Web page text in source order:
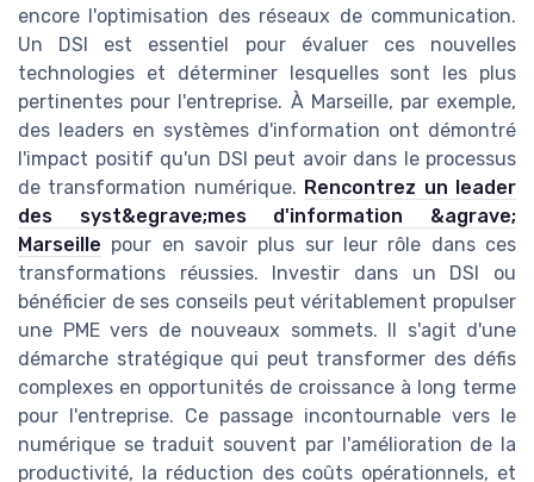
encore l'optimisation des réseaux de communication.
Un DSI est essentiel pour évaluer ces nouvelles
technologies et déterminer lesquelles sont les plus
pertinentes pour l'entreprise. À Marseille, par exemple,
des leaders en systèmes d'information ont démontré
l'impact positif qu'un DSI peut avoir dans le processus
de transformation numérique. Rencontrez un leader
des syst&egrave;mes d'information &agrave;
Marseille pour en savoir plus sur leur rôle dans ces
transformations réussies. Investir dans un DSI ou
bénéficier de ses conseils peut véritablement propulser
une PME vers de nouveaux sommets. Il s'agit d'une
démarche stratégique qui peut transformer des défis
complexes en opportunités de croissance à long terme
pour l'entreprise. Ce passage incontournable vers le
numérique se traduit souvent par l'amélioration de la
productivité, la réduction des coûts opérationnels, et